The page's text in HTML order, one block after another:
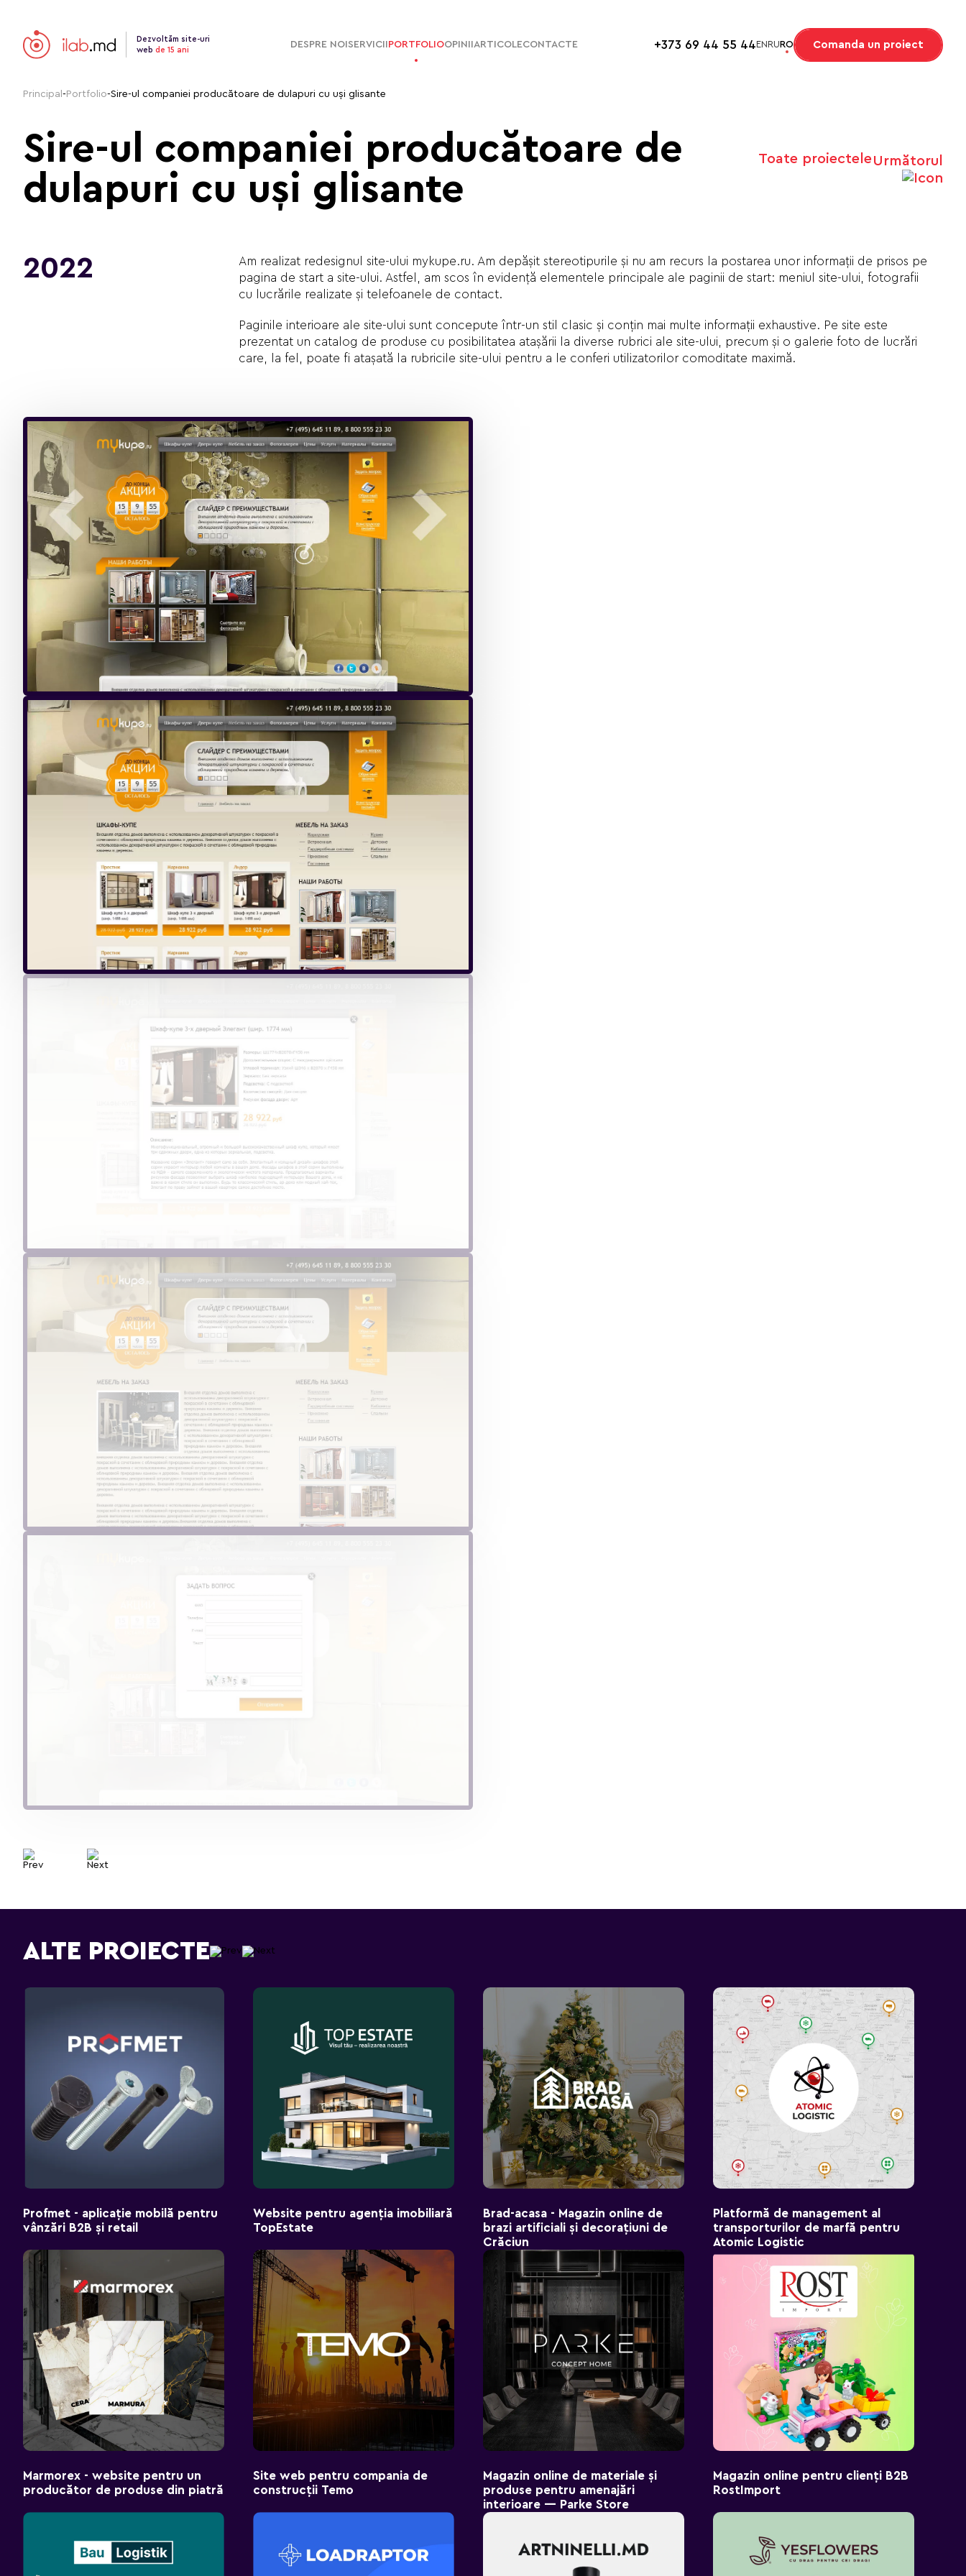
Dezvoltăm site-uri
web de 15 ani
DESPRE NOISERVICIIPORTFOLIOOPINIIARTICOLECONTACTE +373 69 44 55 44ENRURO Comanda un proiect
Principal - Portfolio-Sire-ul companiei producătoare de dulapuri cu uşi glisante
Sire-ul companiei producătoare de
dulapuri cu uşi glisante
Toate proiecteleUrmătorul
2022
Am realizat redesignul site-ului mykupe.ru. Am depăşit stereotipurile şi nu am recurs la postarea unor informaţii de prisos pe
pagina de start a site-ului. Astfel, am scos în evidenţă elementele principale ale paginii de start: meniul site-ului, fotografii
cu lucrările realizate şi telefoanele de contact.
Paginile interioare ale site-ului sunt concepute într-un stil clasic şi conţin mai multe informaţii exhaustive. Pe site este
prezentat un catalog de produse cu posibilitatea ataşării la diverse rubrici ale site-ului, precum şi o galerie foto de lucrări
care, la fel, poate fi ataşată la rubricile site-ului pentru a le conferi utilizatorilor comoditate maximă.
ALTE PROIECTE
Profmet - aplicație mobilă pentru
vânzări B2B și retail
Website pentru agenția imobiliară
TopEstate
Brad-aсasa - Magazin online de
brazi artificiali și decorațiuni de
Crăciun
Platformă de management al
transporturilor de marfă pentru
Atomic Logistic
Marmorex - website pentru un
producător de produse din piatră
Site web pentru compania de
construcții Temo
Magazin online de materiale și
produse pentru amenajări
interioare — Parke Store
Magazin online pentru clienți B2B
RostImport